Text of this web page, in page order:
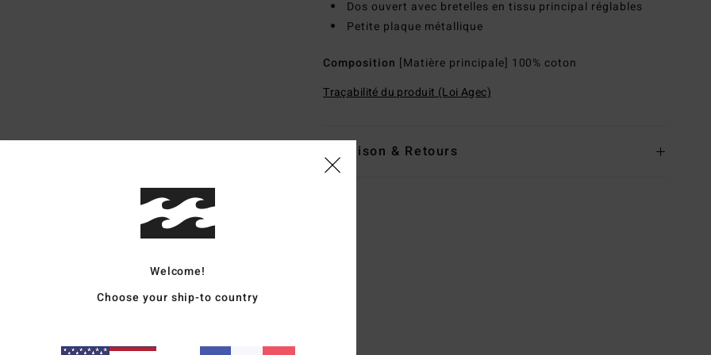
Dos ouvert avec bretelles en tissu principal réglables
Petite plaque métallique
Composition [Matière principale] 100% coton
Traçabilité du produit (Loi Agec)
Livraison & Retours
4.5
Welcome!
Choose your ship-to country